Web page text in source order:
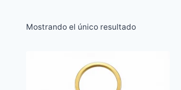
Mostrando el único resultado